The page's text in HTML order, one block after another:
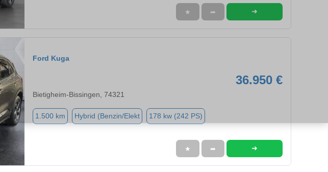
★ ➦ ➜
Ford Kuga
36.950 €
Bietigheim-Bissingen, 74321
1.500 km Hybrid (Benzin/Elekt 178 kw (242 PS)
★ ➦ ➜